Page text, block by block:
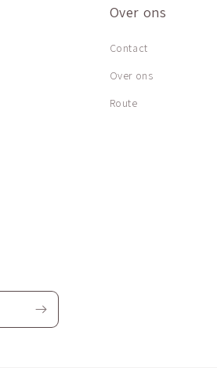
Over ons
Contact
Over ons
Route